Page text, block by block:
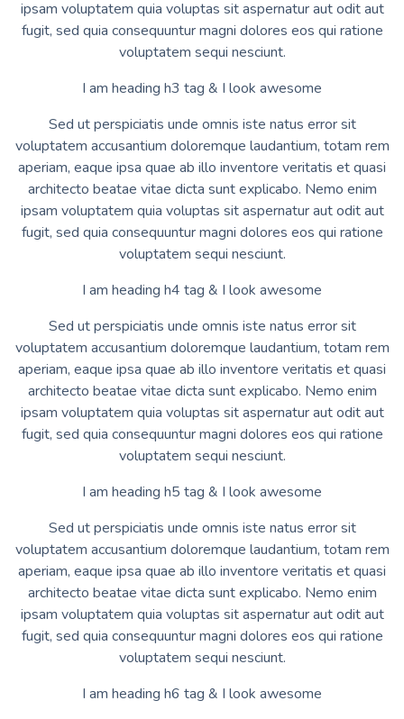
ipsam voluptatem quia voluptas sit aspernatur aut odit aut
fugit, sed quia consequuntur magni dolores eos qui ratione
voluptatem sequi nesciunt.
I am heading h3 tag & I look awesome
Sed ut perspiciatis unde omnis iste natus error sit
voluptatem accusantium doloremque laudantium, totam rem
aperiam, eaque ipsa quae ab illo inventore veritatis et quasi
architecto beatae vitae dicta sunt explicabo. Nemo enim
ipsam voluptatem quia voluptas sit aspernatur aut odit aut
fugit, sed quia consequuntur magni dolores eos qui ratione
voluptatem sequi nesciunt.
I am heading h4 tag & I look awesome
Sed ut perspiciatis unde omnis iste natus error sit
voluptatem accusantium doloremque laudantium, totam rem
aperiam, eaque ipsa quae ab illo inventore veritatis et quasi
architecto beatae vitae dicta sunt explicabo. Nemo enim
ipsam voluptatem quia voluptas sit aspernatur aut odit aut
fugit, sed quia consequuntur magni dolores eos qui ratione
voluptatem sequi nesciunt.
I am heading h5 tag & I look awesome
Sed ut perspiciatis unde omnis iste natus error sit
voluptatem accusantium doloremque laudantium, totam rem
aperiam, eaque ipsa quae ab illo inventore veritatis et quasi
architecto beatae vitae dicta sunt explicabo. Nemo enim
ipsam voluptatem quia voluptas sit aspernatur aut odit aut
fugit, sed quia consequuntur magni dolores eos qui ratione
voluptatem sequi nesciunt.
I am heading h6 tag & I look awesome